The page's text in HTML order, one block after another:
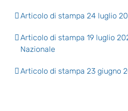
Articolo di stampa 24 luglio
Articolo di stampa 19 luglio
Nazionale
Articolo di stampa 23 giugno